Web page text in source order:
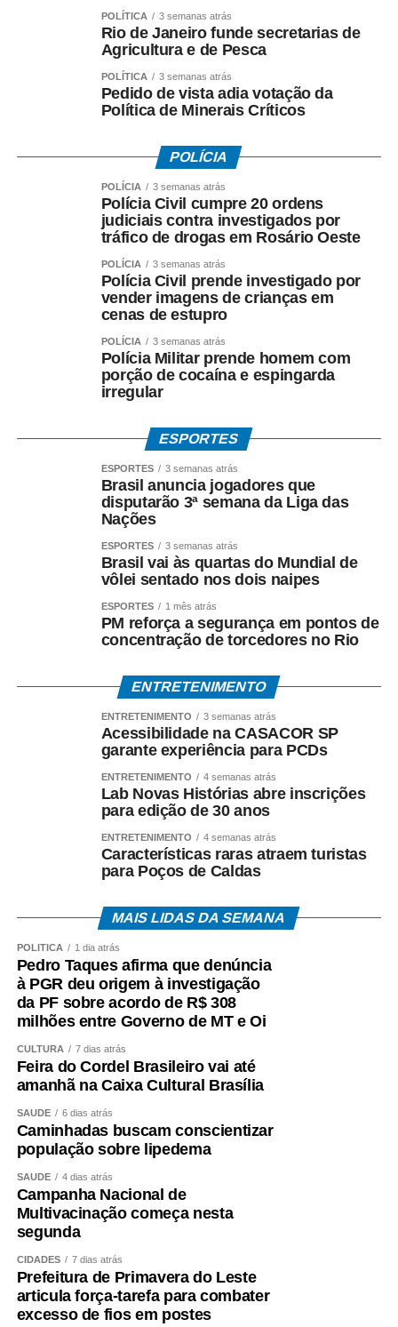
Novembro, junto ao Casario. Além da limpeza e
manutenção de canais e do tapa-buraco em diversos
pontos, com certeza, a obra mais evidente é a obra de
drenagem e pavimentação no bairro Sagrada Família,
com grande movimentação.
Obra de pavimentação no Sagrada Família. Foto Marcos
Muitos dos serviços públicos vem sendo feitos, inclusive,
à noite. Na área de paisagismo e urbanismo, o Município
está trabalhando em diversas frentes, como na limpeza
de ruas, avenidas e áreas públicas, manutenção de áreas
verdes e no serviço que tem deixado a cidade mais
bonita, no caso de plantio de grama e ajardinamento
junto à Avenida Júlio Campos nesta semana. Tem serviço
até na zona rural, com o patrolamento de estradas no
acesso ao Campo Limpo e Pinguela.
Já quem trafega no trânsito da cidade tem visto que os
serviços são muitos, como na sinalização horizontal e
demarcação na Avenida dos Estudantes e acesso à
Avenida Alfredo de Castro, no Anel Viário. Na Avenida
dos Estudantes, também segue a implantação de tachas
de LED na ciclofaixa. Há ainda a implantação das placas
com nomes de ruas e avenidas nos semáforos locais e
instalação de placas de sinalização nos bairros.
Sinalização viária nas ruas e avenidas
Além disso, as ações especiais do Município não
pararam nesse período. Prova é a atualização cadastral
dos selecionados e pré-selecionados no Celina Bezerra,
Único, o Cadúnico, no final de semana passado. A
Secretaria de Saúde levou seus diversos serviços, testes
e vacinas aos trabalhadores do setor de transportes, no
POLÍTICA 3 semanas atrás
Rio de Janeiro funde secretarias de
Agricultura e de Pesca
POLÍTICA 3 semanas atrás
Pedido de vista adia votação da
Política de Minerais Críticos
POLÍCIA
POLÍCIA 3 semanas atrás
Polícia Civil cumpre 20 ordens
judiciais contra investigados por
tráfico de drogas em Rosário Oeste
POLÍCIA 3 semanas atrás
Polícia Civil prende investigado por
vender imagens de crianças em
cenas de estupro
POLÍCIA 3 semanas atrás
Polícia Militar prende homem com
porção de cocaína e espingarda
irregular
ESPORTES
ESPORTES 3 semanas atrás
Brasil anuncia jogadores que
disputarão 3ª semana da Liga das
Nações
ESPORTES 3 semanas atrás
Brasil vai às quartas do Mundial de
vôlei sentado nos dois naipes
ESPORTES 1 mês atrás
PM reforça a segurança em pontos de
concentração de torcedores no Rio
ENTRETENIMENTO
ENTRETENIMENTO 3 semanas atrás
Acessibilidade na CASACOR SP
garante experiência para PCDs
ENTRETENIMENTO 4 semanas atrás
Lab Novas Histórias abre inscrições
para edição de 30 anos
ENTRETENIMENTO 4 semanas atrás
Características raras atraem turistas
para Poços de Caldas
MAIS LIDAS DA SEMANA
POLÍTICA 1 dia atrás
Pedro Taques afirma que denúncia
à PGR deu origem à investigação
da PF sobre acordo de R$ 308
milhões entre Governo de MT e Oi
CULTURA 7 dias atrás
Feira do Cordel Brasileiro vai até
amanhã na Caixa Cultural Brasília
SAÚDE 6 dias atrás
Caminhadas buscam conscientizar
população sobre lipedema
SAÚDE 4 dias atrás
Campanha Nacional de
Multivacinação começa nesta
segunda
CIDADES 7 dias atrás
Prefeitura de Primavera do Leste
articula força-tarefa para combater
excesso de fios em postes